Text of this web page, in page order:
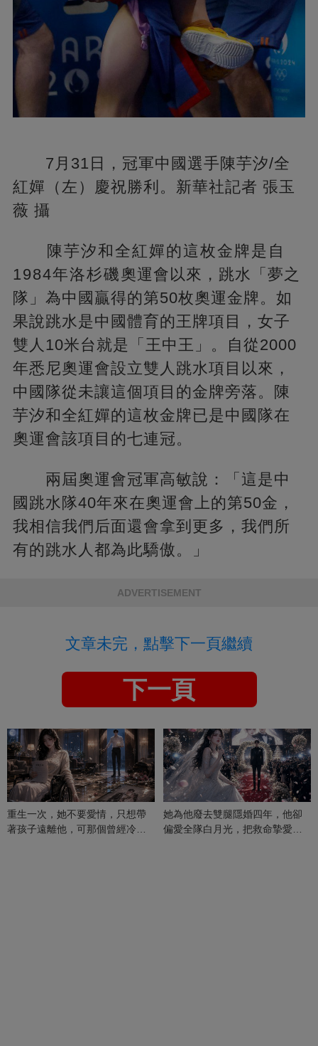
7月31日，冠軍中國選手陳芋汐/全
紅嬋（左）慶祝勝利。新華社記者 張玉
薇 攝
陳芋汐和全紅嬋的這枚金牌是自
1984年洛杉磯奧運會以來，跳水「夢之
隊」為中國贏得的第50枚奧運金牌。如
果說跳水是中國體育的王牌項目，女子
雙人10米台就是「王中王」。自從2000
年悉尼奧運會設立雙人跳水項目以來，
中國隊從未讓這個項目的金牌旁落。陳
芋汐和全紅嬋的這枚金牌已是中國隊在
奧運會該項目的七連冠。
兩屆奧運會冠軍高敏說：「這是中
國跳水隊40年來在奧運會上的第50金，
我相信我們后面還會拿到更多，我們所
有的跳水人都為此驕傲。」
ADVERTISEMENT
文章未完，點擊下一頁繼續
下一頁
重生一次，她不要愛情，只想帶
著孩子遠離他，可那個曾經冷漠
她為他廢去雙腿隱婚四年，他卻
偏愛全隊白月光，把救命摯愛當